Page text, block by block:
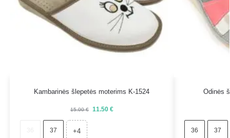
Kambarinės šlepetės moterims K-1524
15.00€ 11.50 €
37 +4
Odinės
36 37